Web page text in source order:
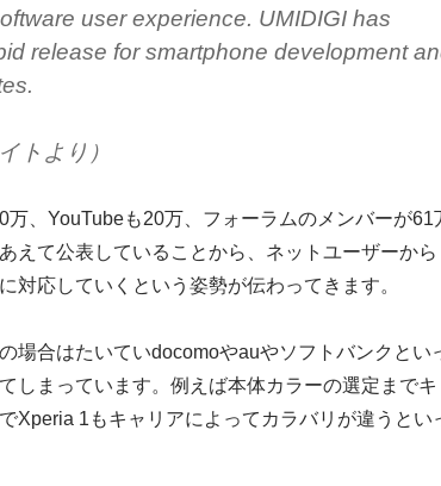
user experience. UMIDIGI has
release for smartphone development
トより）
万、YouTubeも20万、フォーラムのメンバーが61
えて公表していることから、ネットユーザーから
対応していくという姿勢が伝わってきます。
場合はたいていdocomoやauやソフトバンクとい
しまっています。例えば本体カラーの選定までキ
Xperia 1もキャリアによってカラバリが違うとい